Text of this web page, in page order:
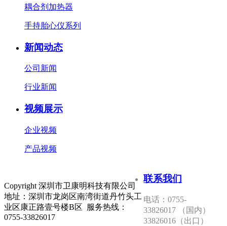
耦合剂加热器
手持胎心仪系列
新闻动态
公司新闻
行业新闻
视频展示
企业视频
产品视频
联系我们
电话：0755-
33826017 （国内）
33826016（出口）
Copyright 深圳市卫康明科技有限公司
地址：深圳市龙岗区南湾街道丹竹头工
业区康正路壹号楼B区 服务热线：
0755-33826017